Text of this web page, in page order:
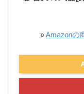
»Amazonの